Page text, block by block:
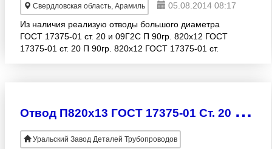
Свердловская область, Арамиль
05.08.2014 08:17
Из наличия реализую отводы большого диаметра
ГОСТ 17375-01 ст. 20 и 09Г2С П 90гр. 820х12 ГОСТ
17375-01 ст. 20 П 90гр. 820х12 ГОСТ 17375-01 ст.
О
твод П820х13 ГОСТ 17375-01 Ст. 20 и 09Г2С
Уральский Завод Деталей Трубопроводов